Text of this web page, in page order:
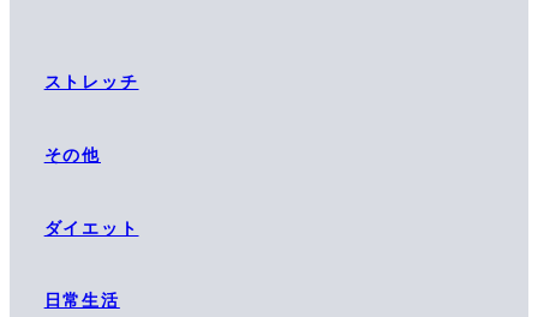
ストレッチ
その他
ダイエット
日常生活